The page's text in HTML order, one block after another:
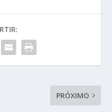
PRÓXIMO